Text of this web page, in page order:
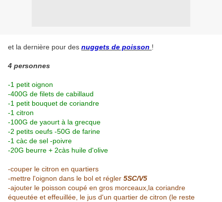
et la dernière pour des nuggets de poisson !
4 personnes
-1 petit oignon
-400G de filets de cabillaud
-1 petit bouquet de coriandre
-1 citron
-100G de yaourt à la grecque
-2 petits oeufs -50G de farine
-1 càc de sel -poivre
-20G beurre + 2càs huile d'olive
-couper le citron en quartiers
-mettre l'oignon dans le bol et régler 5SC/V5
-ajouter le poisson coupé en gros morceaux,la coriandre
équeutée et effeuillée, le jus d'un quartier de citron (le reste